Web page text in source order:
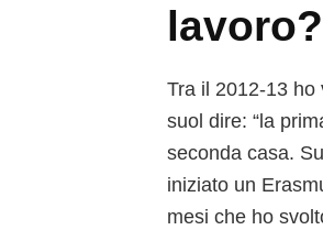
lavoro?
Tra il 2012-13
suol dire: “la
seconda casa.
iniziato un
mesi che ho